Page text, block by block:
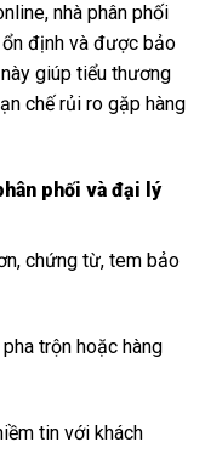
nhà phân phối
định và được bảo
giúp tiểu thương
chế rủi ro gặp hàng
phối và đại lý
chứng từ, tem bảo
trộn hoặc hàng
tin với khách